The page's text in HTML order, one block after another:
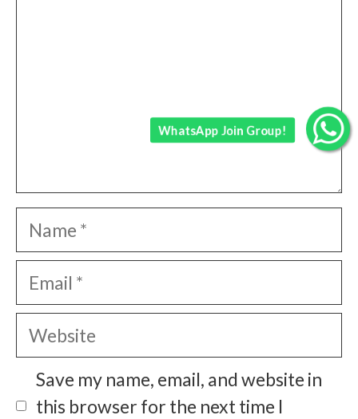
Name
Email
Website
Save my name, email, and website in
this browser for the next time I
WhatsApp Join Group!